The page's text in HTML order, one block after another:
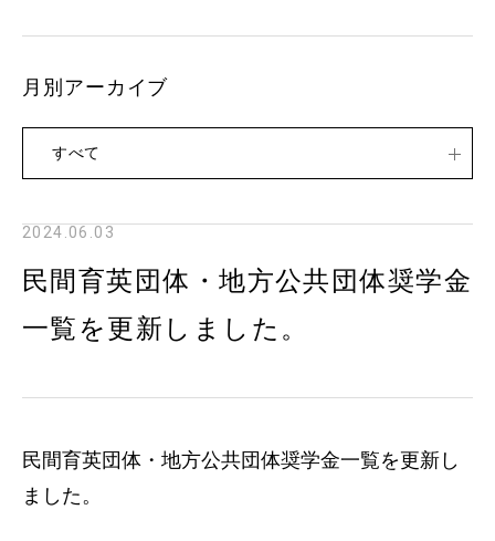
2024.06.03
民間育英団体・地方公共団体奨学金
一覧を更新しました。
民間育英団体・地方公共団体奨学金一覧を更新し
ました。
月別アーカイブ
すべて